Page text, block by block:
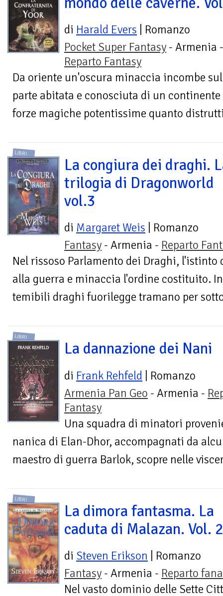
di Harald Evers | Romanzo
Pocket Super Fantasy - Armenia -
Reparto Fantasy
Da oriente un'oscura minaccia incombe
parte abitata e conosciuta di un continente
forze magiche potentissime quanto
LIBRI
La congiura dei draghi.
trilogia di Dragonworld
vol.3
di Margaret Weis | Romanzo
Fantasy - Armenia - Reparto
Nel rissoso Parlamento dei Draghi, l'istinto
alla guerra e minaccia l'ordine costituito.
temibili draghi fuorilegge tramano per
LIBRI
La dannazione dei Nani
di Frank Rehfeld | Romanzo
Armenia Pan Geo - Armenia -
Fantasy
Una squadra di minatori
nanica di Elan-Dhor, accompagnati da
maestro di guerra Barlok, scopre nelle
LIBRI
La dimora fantasma. La
caduta di Malazan. Vol. 2
di Steven Erikson | Romanzo
Fantasy - Armenia - Reparto
Nel vasto dominio delle Sette